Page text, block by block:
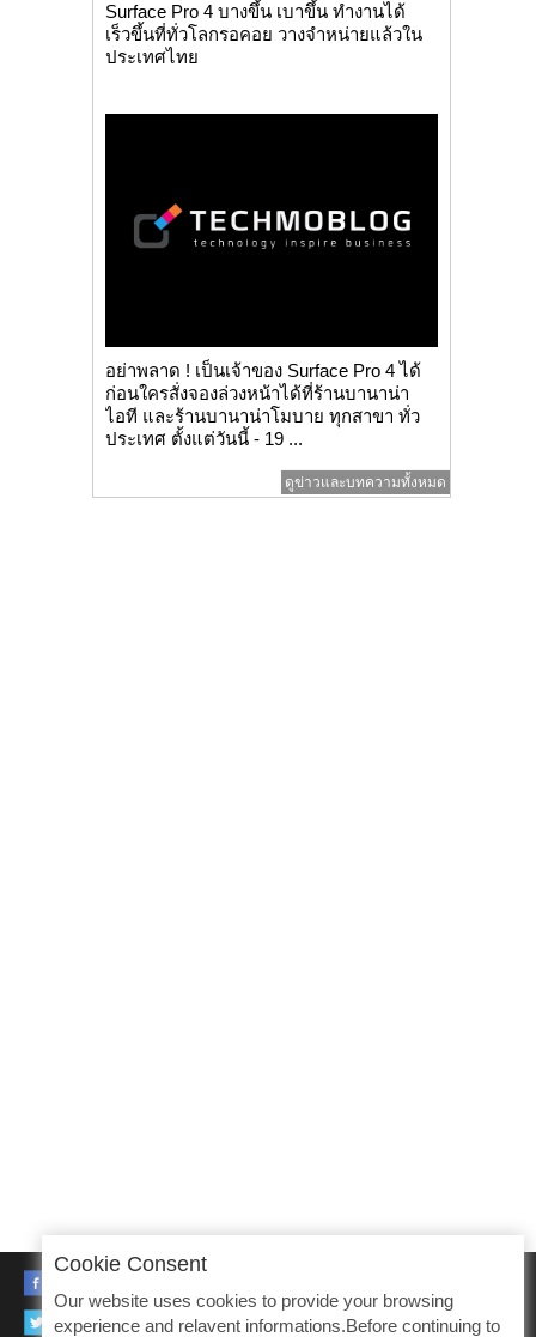
Surface Pro 4 บางขึ้น เบาขึ้น ทำงานได้
เร็วขึ้นที่ทั่วโลกรอคอย วางจำหน่ายแล้วใน
ประเทศไทย
อย่าพลาด ! เป็นเจ้าของ Surface Pro 4 ได้
ก่อนใครสั่งจองล่วงหน้าได้ที่ร้านบานาน่า
ไอที และร้านบานาน่าโมบาย ทุกสาขา ทั่ว
ประเทศ ตั้งแต่วันนี้ - 19 ...
ดูข่าวและบทความทั้งหมด
TWITTER
Cookie Consent
Our website uses cookies to provide your browsing
experience and relavent informations.Before continuing to